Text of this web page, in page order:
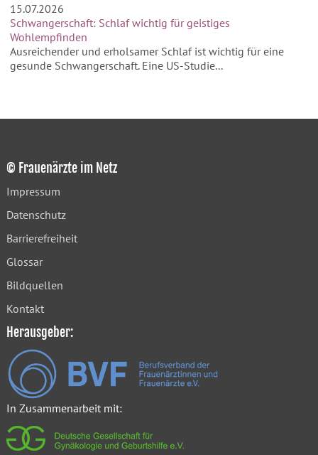
15.07.2026
Schwangerschaft: Schlaf wichtig für geistiges
Wohlempfinden
Ausreichender und erholsamer Schlaf ist wichtig für eine
gesunde Schwangerschaft. Eine US-Studie...
© Frauenärzte im Netz
Impressum
Datenschutz
Barrierefreiheit
Glossar
Bildquellen
Kontakt
Herausgeber:
In Zusammenarbeit mit: